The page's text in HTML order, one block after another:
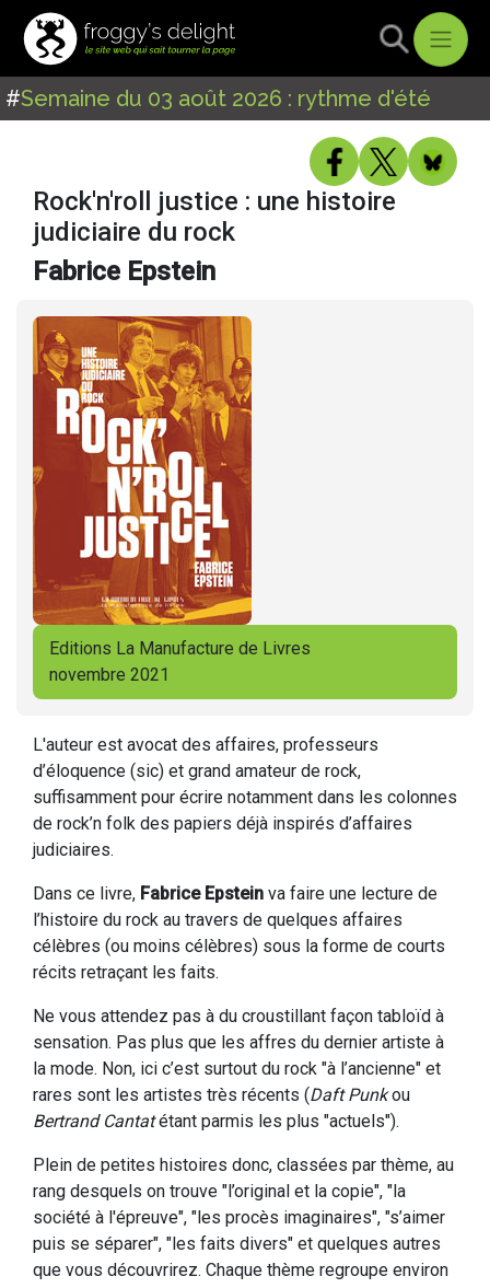
#Semaine du 03 août 2026 : rythme d'été
Rock'n'roll justice : une histoire
judiciaire du rock
Fabrice Epstein
Editions La Manufacture de Livres
novembre 2021
L'auteur est avocat des affaires, professeurs
d’éloquence (sic) et grand amateur de rock,
suffisamment pour écrire notamment dans les colonnes
de rock’n folk des papiers déjà inspirés d’affaires
judiciaires.
Dans ce livre, Fabrice Epstein va faire une lecture de
l’histoire du rock au travers de quelques affaires
célèbres (ou moins célèbres) sous la forme de courts
récits retraçant les faits.
Ne vous attendez pas à du croustillant façon tabloïd à
sensation. Pas plus que les affres du dernier artiste à
la mode. Non, ici c’est surtout du rock "à l’ancienne" et
rares sont les artistes très récents (Daft Punkou
Bertrand Cantatétant parmis les plus "actuels").
Plein de petites histoires donc, classées par thème, au
rang desquels on trouve "l’original et la copie", "la
société à l'épreuve", "les procès imaginaires", "s’aimer
puis se séparer", "les faits divers" et quelques autres
que vous découvrirez. Chaque thème regroupe environ